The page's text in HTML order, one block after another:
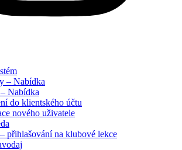
– Nabídka
Nabídka
do klientského účtu
nového uživatele
přihlašování na klubové lekce